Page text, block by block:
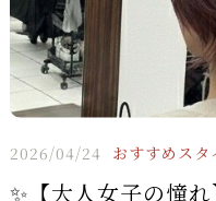
2026/04/24 おすすめスタ
✨【大人女子の憧